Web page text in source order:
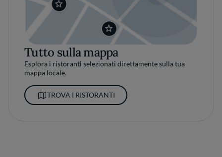
Tutto sulla mappa
Esplora i ristoranti selezionati direttamente sulla tua
mappa locale.
TROVA I RISTORANTI